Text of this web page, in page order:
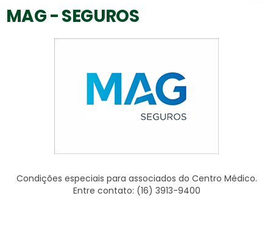
MAG - SEGUROS
Condições especiais para associados do Centro Médico.
Entre contato: (16) 3913-9400